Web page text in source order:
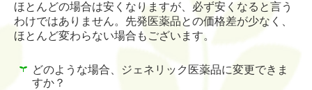
ほとんどの場合は安くなりますが、必ず安くなると言う
わけではありません。先発医薬品との価格差が少なく、
ほとんど変わらない場合もございます。
どのような場合、ジェネリック医薬品に変更できま
すか？